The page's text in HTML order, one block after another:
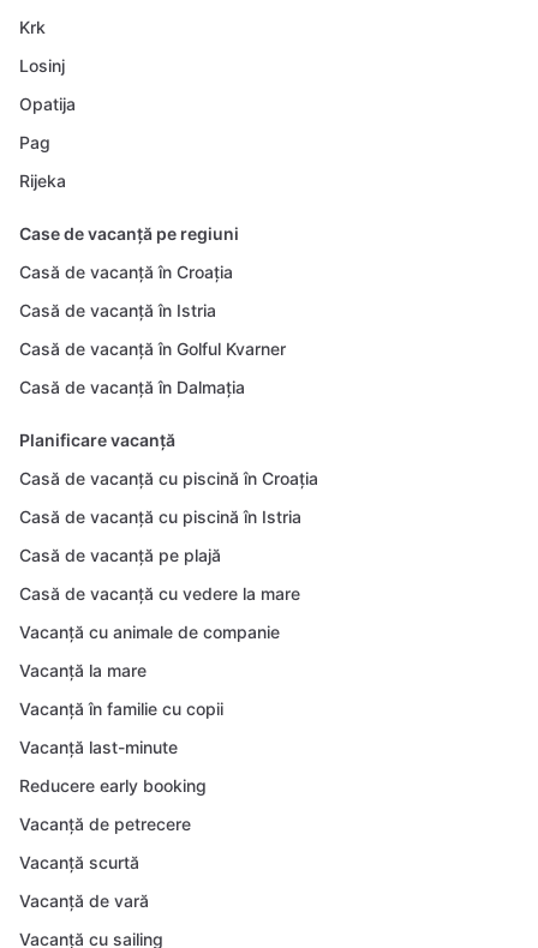
Krk
Losinj
Opatija
Pag
Rijeka
Case de vacanță pe regiuni
Casă de vacanță în Croația
Casă de vacanță în Istria
Casă de vacanță în Golful Kvarner
Casă de vacanță în Dalmația
Planificare vacanță
Casă de vacanță cu piscină în Croația
Casă de vacanță cu piscină în Istria
Casă de vacanță pe plajă
Casă de vacanță cu vedere la mare
Vacanță cu animale de companie
Vacanță la mare
Vacanță în familie cu copii
Vacanță last-minute
Reducere early booking
Vacanță de petrecere
Vacanță scurtă
Vacanță de vară
Vacanță cu sailing